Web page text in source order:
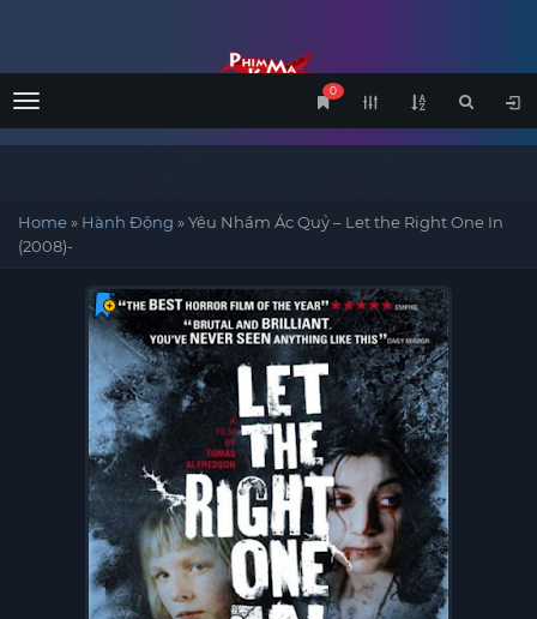
Menu
0
Home» Hành Động »Yêu Nhầm Ác Quỷ – Let the Right One In
(2008)-